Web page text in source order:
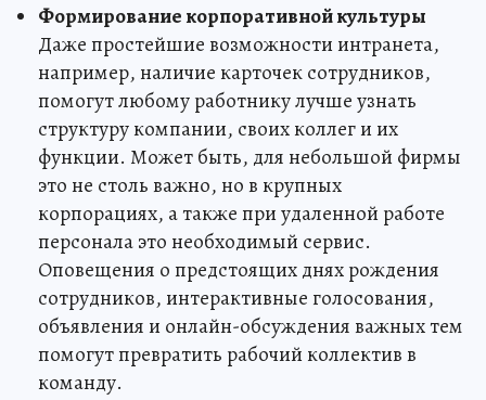
Формирование корпоративной культуры
Даже простейшие возможности интранета,
например, наличие карточек сотрудников,
помогут любому работнику лучше узнать
структуру компании, своих коллег и их
функции. Может быть, для небольшой фирмы
это не столь важно, но в крупных
корпорациях, а также при удаленной работе
персонала это необходимый сервис.
Оповещения о предстоящих днях рождения
сотрудников, интерактивные голосования,
объявления и онлайн-обсуждения важных тем
помогут превратить рабочий коллектив в
команду.